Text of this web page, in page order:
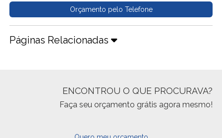
Orçamento pelo Telefone
Páginas Relacionadas
ENCONTROU O QUE PROCURAVA?
Faça seu orçamento grátis agora mesmo!